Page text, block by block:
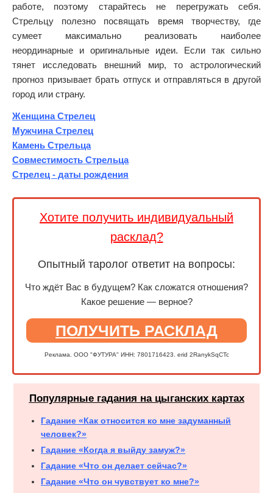
работе, поэтому старайтесь не перегружать себя.
Стрельцу полезно посвящать время творчеству, где
сумеет максимально реализовать наиболее
неординарные и оригинальные идеи. Если так сильно
тянет исследовать внешний мир, то астрологический
прогноз призывает брать отпуск и отправляться в другой
город или страну.
Женщина Стрелец
Мужчина Стрелец
Камень Стрельца
Совместимость Стрельца
Стрелец - даты рождения
Хотите получить индивидуальный
расклад?
Опытный таролог ответит на вопросы:
Что ждёт Вас в будущем? Как сложатся отношения?
Какое решение — верное?
ПОЛУЧИТЬ РАСКЛАД
Реклама. ООО "ФУТУРА" ИНН: 7801716423. erid 2RanykSqCTc
Популярные гадания на цыганских картах
Гадание «Как относится ко мне задуманный
человек?»
Гадание «Когда я выйду замуж?»
Гадание «Что он делает сейчас?»
Гадание «Что он чувствует ко мне?»